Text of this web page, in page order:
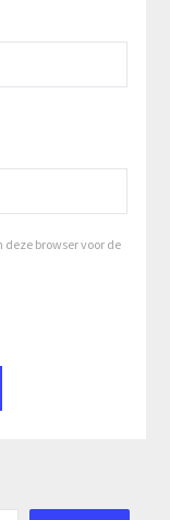
browser voor de